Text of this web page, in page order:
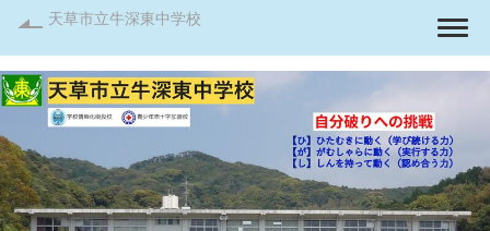
天草市立牛深東中学校